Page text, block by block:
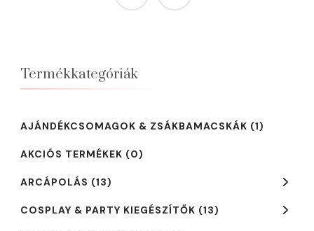
Termékkategóriák
AJÁNDÉKCSOMAGOK & ZSÁKBAMACSKÁK (1)
AKCIÓS TERMÉKEK (0)
ARCÁPOLÁS (13)
COSPLAY & PARTY KIEGÉSZÍTŐK (13)